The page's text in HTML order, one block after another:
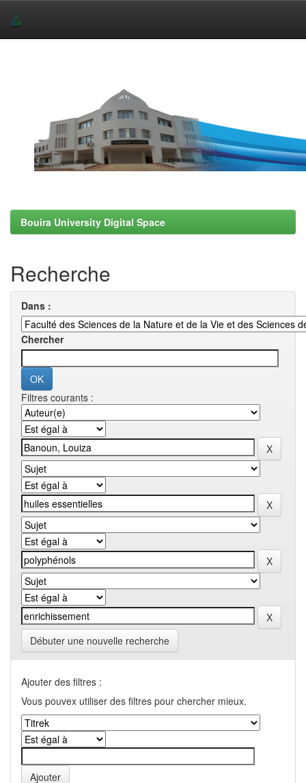
Bouira University Digital Space
Recherche
Dans :
Chercher
Filtres courants :
Débuter une nouvelle recherche
Ajouter des filtres :
Vous pouvex utiliser des filtres pour chercher mieux.